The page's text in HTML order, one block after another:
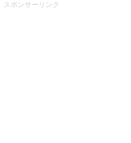
スポンサーリンク